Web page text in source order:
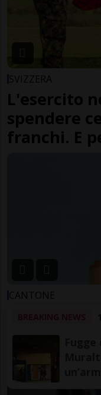
SVIZZERA
L'esercito
spendere
franchi. E
CANTONE
Scintille in
ancora sul